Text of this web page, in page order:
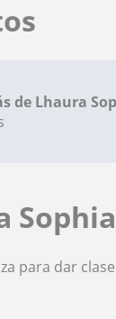
de Lhaura
Sophia
para dar clase